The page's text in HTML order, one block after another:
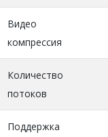
Видео
компрессия
Количество
потоков
Поддержка